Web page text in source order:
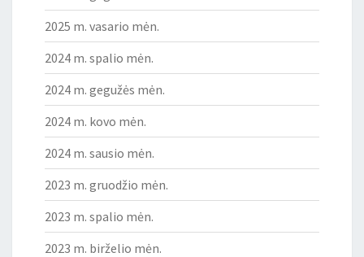
2025 m. vasario mėn.
2024 m. spalio mėn.
2024 m. gegužės mėn.
2024 m. kovo mėn.
2024 m. sausio mėn.
2023 m. gruodžio mėn.
2023 m. spalio mėn.
2023 m. birželio mėn.